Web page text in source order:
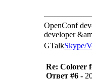
OpenConf
developer
GTalkSkype/
Re: Colorer
Ответ #6 -